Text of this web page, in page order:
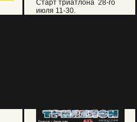
Старт триатлона 28-го
июля 11-30.